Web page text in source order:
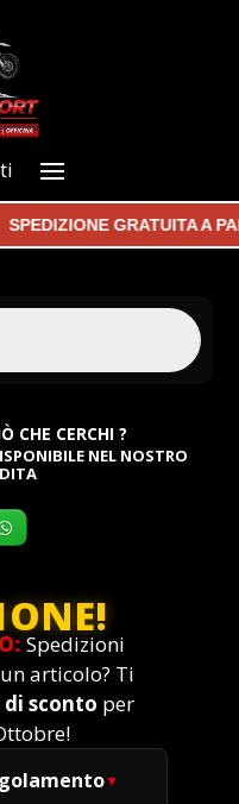
GRATUITA A
CHE CERCHI ?
NEL NOSTRO
Spedizioni
articolo? Ti
di sconto per